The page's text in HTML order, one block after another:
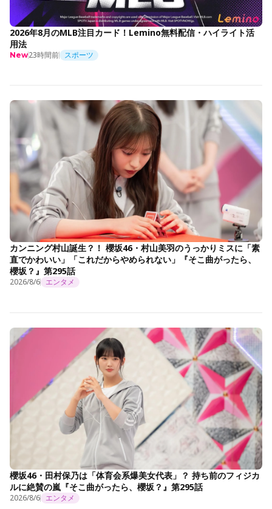
2026年8月のMLB注目カード！Lemino無料配信・ハイライト活
用法
New23時間前 スポーツ
カンニング村山誕生？！ 櫻坂46・村山美羽のうっかりミスに「素
直でかわいい」「これだからやめられない」『そこ曲がったら、
櫻坂？』第295話
2026/8/6 エンタメ
櫻坂46・田村保乃は「体育会系爆美女代表」？ 持ち前のフィジカ
ルに絶賛の嵐『そこ曲がったら、櫻坂？』第295話
2026/8/6 エンタメ